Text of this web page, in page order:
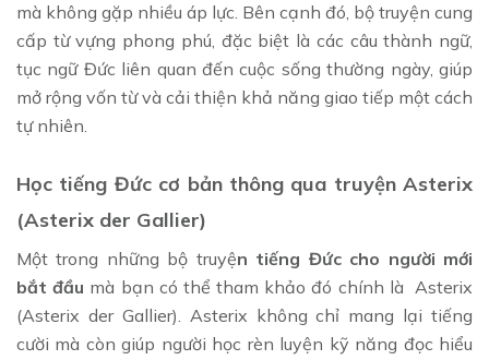
mà không gặp nhiều áp lực. Bên cạnh đó, bộ truyện cung
cấp từ vựng phong phú, đặc biệt là các câu thành ngữ,
tục ngữ Đức liên quan đến cuộc sống thường ngày, giúp
mở rộng vốn từ và cải thiện khả năng giao tiếp một cách
tự nhiên.
Học tiếng Đức cơ bản thông qua truyện Asterix
(Asterix der Gallier)
Một trong những bộ truyện tiếng Đức cho người mới
bắt đầu mà bạn có thể tham khảo đó chính là Asterix
(Asterix der Gallier). Asterix không chỉ mang lại tiếng
cười mà còn giúp người học rèn luyện kỹ năng đọc hiểu